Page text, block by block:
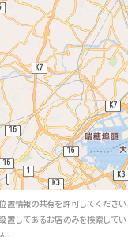
置情報の共有を許可してください
置してあるお店のみを検索して